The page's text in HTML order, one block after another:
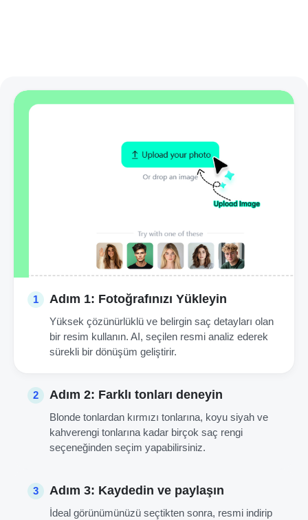
1 Adım 1: Fotoğrafınızı Yükleyin
Yüksek çözünürlüklü ve belirgin saç detayları olan
bir resim kullanın. AI, seçilen resmi analiz ederek
sürekli bir dönüşüm geliştirir.
2 Adım 2: Farklı tonları deneyin
Blonde tonlardan kırmızı tonlarına, koyu siyah ve
kahverengi tonlarına kadar birçok saç rengi
seçeneğinden seçim yapabilirsiniz.
3 Adım 3: Kaydedin ve paylaşın
İdeal görünümünüzü seçtikten sonra, resmi indirip